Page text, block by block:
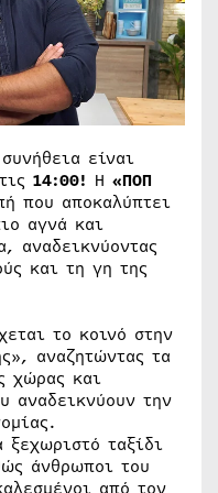
είναι
14:00! Η «ΠΟΠ
που αποκαλύπτει
αγνά και
αναδεικνύοντας
και τη γη της
το κοινό στην
αναζητώντας τα
χώρας και
αναδεικνύουν την
ξεχωριστό ταξίδι
άνθρωποι του